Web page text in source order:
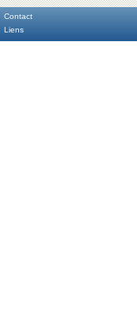
Contact
Liens